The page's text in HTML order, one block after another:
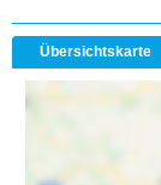
Übersichtskarte